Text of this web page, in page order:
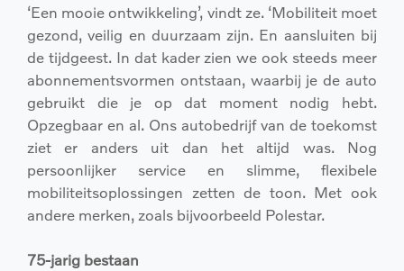
‘Een mooie ontwikkeling’, vindt ze. ‘Mobiliteit moet
gezond, veilig en duurzaam zijn. En aansluiten bij
de tijdgeest. In dat kader zien we ook steeds meer
abonnementsvormen ontstaan, waarbij je de auto
gebruikt die je op dat moment nodig hebt.
Opzegbaar en al. Ons autobedrijf van de toekomst
ziet er anders uit dan het altijd was. Nog
persoonlijker service en slimme, flexibele
mobiliteitsoplossingen zetten de toon. Met ook
andere merken, zoals bijvoorbeeld Polestar.
75-jarig bestaan